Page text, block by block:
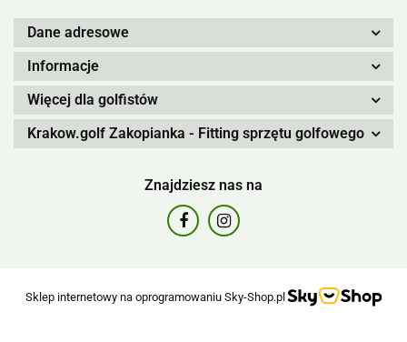
Dane adresowe
Informacje
Więcej dla golfistów
Krakow.golf Zakopianka - Fitting sprzętu golfowego
Znajdziesz nas na
Sklep internetowy na oprogramowaniu Sky-Shop.pl